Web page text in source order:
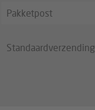
Pakketpost
Standaardverzending